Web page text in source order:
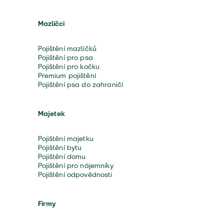
Mazlíčci
Pojištění mazlíčků
Pojištění pro psa
Pojištění pro kočku
Premium pojištění
Pojištění psa do zahraničí
Majetek
Pojištění majetku
Pojištění bytu
Pojištění domu
Pojištění pro nájemníky
Pojištění odpovědnosti
Firmy